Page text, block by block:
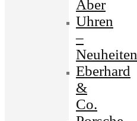
Aber
Uhren
–
Neuheiten
Eberhard
&
Co.